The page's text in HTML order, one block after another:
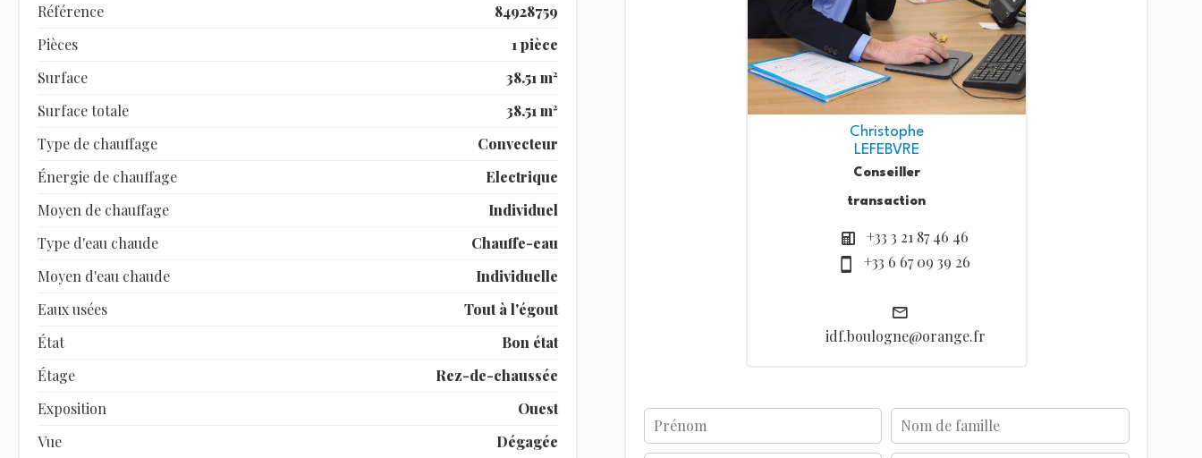
Référence
84928759
Pièces
1 pièce
Surface
38.51 m²
Surface totale
38.51 m²
Type de chauffage
Convecteur
Énergie de chauffage
Electrique
Moyen de chauffage
Individuel
Type d'eau chaude
Chauffe-eau
Moyen d'eau chaude
Individuelle
Eaux usées
Tout à l'égout
État
Bon état
Étage
Rez-de-chaussée
Exposition
Ouest
Vue
Dégagée
Christophe
LEFEBVRE
Conseiller
transaction
+33 3 21 87 46 46
+33 6 67 09 39 26
idf.boulogne@orange.fr